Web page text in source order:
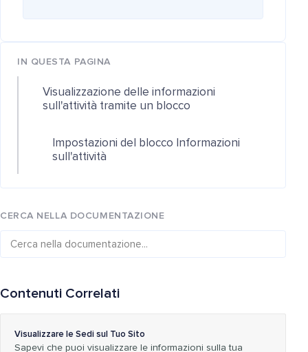
IN QUESTA PAGINA
Visualizzazione delle informazioni
sull'attività tramite un blocco
Impostazioni del blocco Informazioni
sull'attività
CERCA NELLA DOCUMENTAZIONE
Contenuti Correlati
Visualizzare le Sedi sul Tuo Sito
Sapevi che puoi visualizzare le informazioni sulla tua